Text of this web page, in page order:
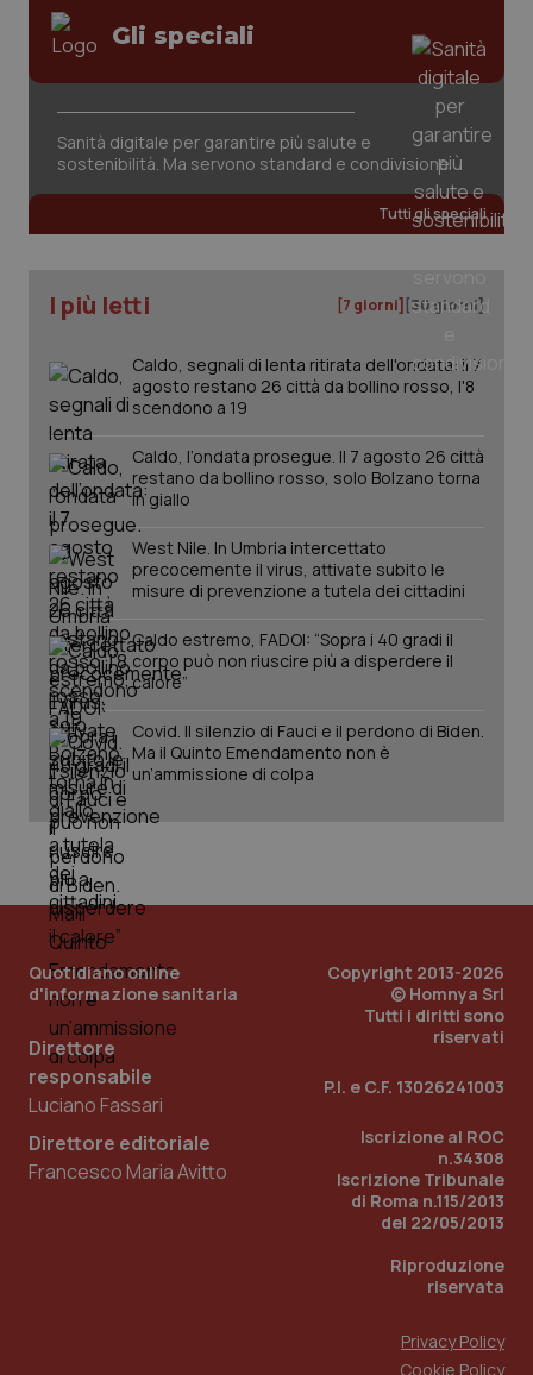
Gli speciali
Sanità digitale per garantire più salute e
sostenibilità. Ma servono standard e condivisione
Tutti gli speciali
I più letti [7 giorni] [30 giorni]
Caldo, segnali di lenta ritirata dell'ondata: il 7
agosto restano 26 città da bollino rosso, l'8
scendono a 19
Caldo, l’ondata prosegue. Il 7 agosto 26 città
restano da bollino rosso, solo Bolzano torna
in giallo
West Nile. In Umbria intercettato
precocemente il virus, attivate subito le
misure di prevenzione a tutela dei cittadini
Caldo estremo, FADOI: “Sopra i 40 gradi il
corpo può non riuscire più a disperdere il
calore”
Covid. Il silenzio di Fauci e il perdono di Biden.
Ma il Quinto Emendamento non è
un’ammissione di colpa
Quotidiano online
d'informazione sanitaria
Direttore
responsabile
Luciano Fassari
Direttore editoriale
Francesco Maria Avitto
Copyright 2013-2026
© Homnya Srl
Tutti i diritti sono
riservati
P.I. e C.F. 13026241003
Iscrizione al ROC
n.34308
Iscrizione Tribunale
di Roma n.115/2013
del 22/05/2013
Riproduzione
riservata
Privacy Policy
Cookie Policy
www.quotidianosanita.it
tracking-sites-ironfish-
www.quotidianosanita.it
2
PHPSESSID
.quotidianosanita.it